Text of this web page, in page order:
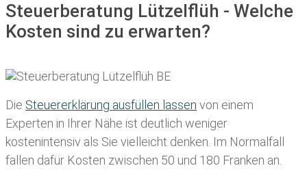
Steuerberatung Lützelflüh - Welche
Kosten sind zu erwarten?
Die Steuererklärung ausfüllen lassen von einem
Experten in Ihrer Nähe ist deutlich weniger
kostenintensiv als Sie vielleicht denken. Im Normalfall
fallen dafür Kosten zwischen 50 und 180 Franken an.